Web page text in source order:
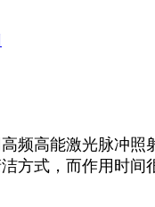
频高能激光脉冲
方式，而作用时